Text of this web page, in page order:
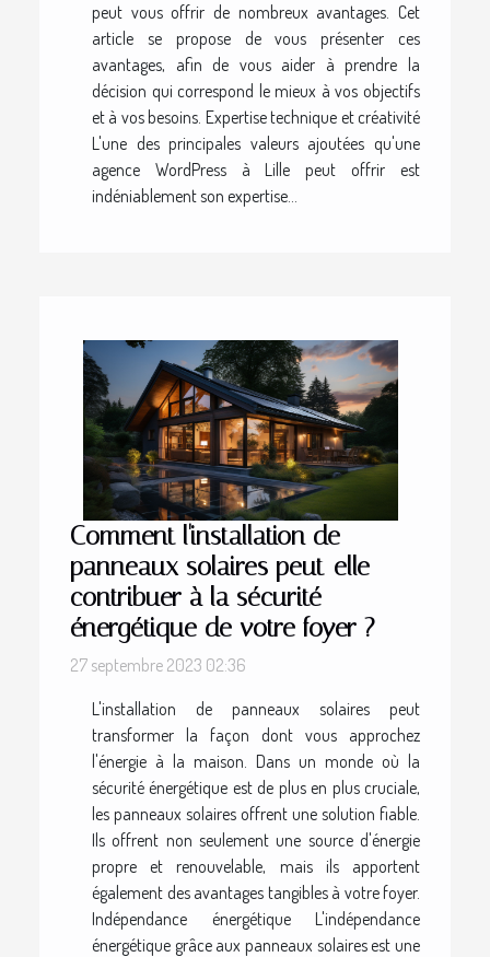
peut vous offrir de nombreux avantages. Cet
article se propose de vous présenter ces
avantages, afin de vous aider à prendre la
décision qui correspond le mieux à vos objectifs
et à vos besoins. Expertise technique et créativité
L'une des principales valeurs ajoutées qu'une
agence WordPress à Lille peut offrir est
indéniablement son expertise...
Comment l'installation de
panneaux solaires peut-elle
contribuer à la sécurité
énergétique de votre foyer ?
27 septembre 2023 02:36
L'installation de panneaux solaires peut
transformer la façon dont vous approchez
l'énergie à la maison. Dans un monde où la
sécurité énergétique est de plus en plus cruciale,
les panneaux solaires offrent une solution fiable.
Ils offrent non seulement une source d'énergie
propre et renouvelable, mais ils apportent
également des avantages tangibles à votre foyer.
Indépendance énergétique L'indépendance
énergétique grâce aux panneaux solaires est une